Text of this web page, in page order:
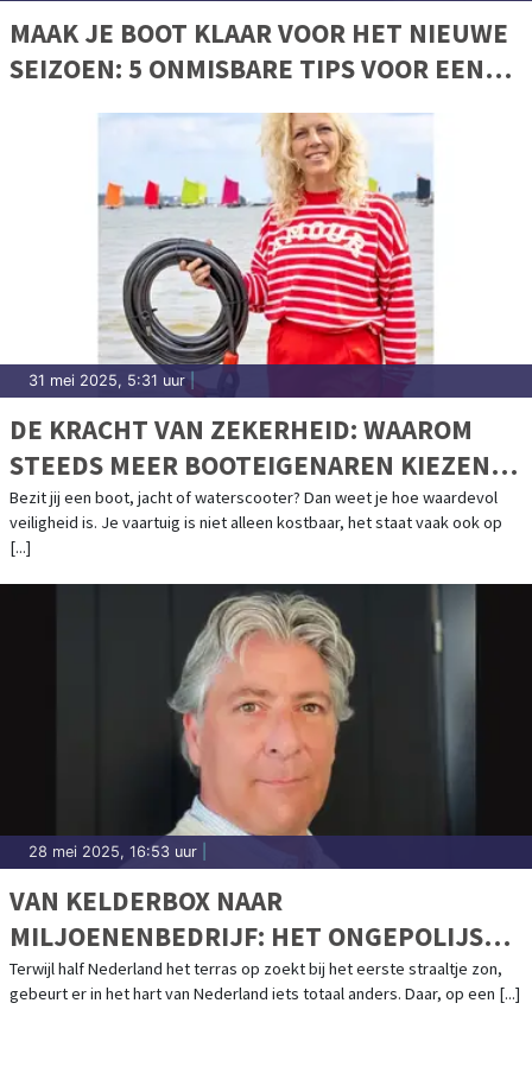
MAAK JE BOOT KLAAR VOOR HET NIEUWE
SEIZOEN: 5 ONMISBARE TIPS VOOR EEN
VEILIGE VAART
31 mei 2025, 5:31 uur
DE KRACHT VAN ZEKERHEID: WAAROM
STEEDS MEER BOOTEIGENAREN KIEZEN
VOOR CAVO KABELSLOTEN
Bezit jij een boot, jacht of waterscooter? Dan weet je hoe waardevol
veiligheid is. Je vaartuig is niet alleen kostbaar, het staat vaak ook op
[...]
28 mei 2025, 16:53 uur
VAN KELDERBOX NAAR
MILJOENENBEDRIJF: HET ONGEPOLIJSTE
SUCCESVERHAAL VAN NAUTICGEAR.NL
Terwijl half Nederland het terras op zoekt bij het eerste straaltje zon,
gebeurt er in het hart van Nederland iets totaal anders. Daar, op een [...]